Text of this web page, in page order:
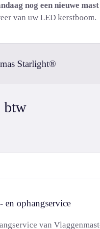
nog een nieuwe mast
van uw LED kerstboom.
Starlight®
btw
en ophangservice
van